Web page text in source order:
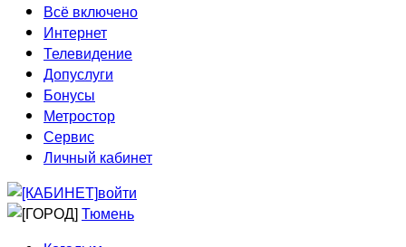
Всё включено
Интернет
Скорость
Безопасность
Wi-Fi
Технологии
Телевидение
Кабельное ТВ
Интерактивное ТВ
Допуслуги
Видеонаблюдение
Домофония
Бонусы
Статусы
Бонусы
Скидки
Метростор
Сервис
Неисправности
Домовые сети
Личный кабинет
войти
Тюмень